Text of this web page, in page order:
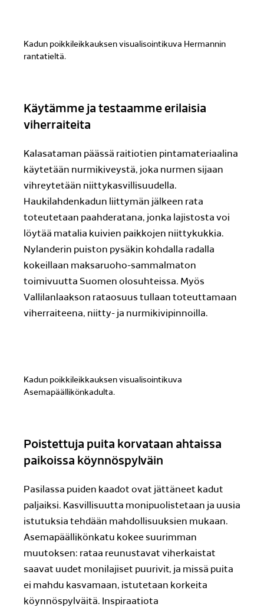
Kadun poikkileikkauksen visualisointikuva Hermannin
rantatieltä.
Käytämme ja testaamme erilaisia
viherraiteita
Kalasataman päässä raitiotien pintamateriaalina
käytetään nurmikiveystä, joka nurmen sijaan
vihreytetään niittykasvillisuudella.
Haukilahdenkadun liittymän jälkeen rata
toteutetaan paahderatana, jonka lajistosta voi
löytää matalia kuivien paikkojen niittykukkia.
Nylanderin puiston pysäkin kohdalla radalla
kokeillaan maksaruoho-sammalmaton
toimivuutta Suomen olosuhteissa. Myös
Vallilanlaakson rataosuus tullaan toteuttamaan
viherraiteena, niitty- ja nurmikivipinnoilla.
Kadun poikkileikkauksen visualisointikuva
Asemapäällikönkadulta.
Poistettuja puita korvataan ahtaissa
paikoissa köynnöspylväin
Pasilassa puiden kaadot ovat jättäneet kadut
paljaiksi. Kasvillisuutta monipuolistetaan ja uusia
istutuksia tehdään mahdollisuuksien mukaan.
Asemapäällikönkatu kokee suurimman
muutoksen: rataa reunustavat viherkaistat
saavat uudet monilajiset puurivit, ja missä puita
ei mahdu kasvamaan, istutetaan korkeita
köynnöspylväitä. Inspiraatiota